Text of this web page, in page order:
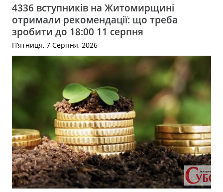
4336 вступників на Житомирщині
отримали рекомендації: що треба
зробити до 18:00 11 серпня
П’ятниця, 7 Серпня, 2026